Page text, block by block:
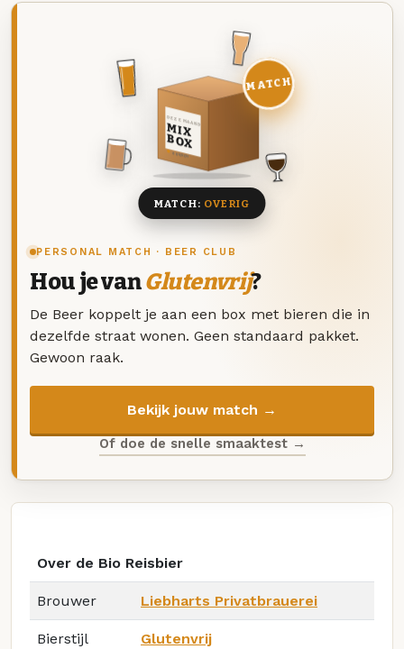
PERSONAL MATCH · BEER CLUB
Hou je vanGlutenvrij?
De Beer koppelt je aan een box met bieren die in
dezelfde straat wonen. Geen standaard pakket.
Gewoon raak.
Bekijk jouw match →
Of doe de snelle smaaktest →
DEZE MAAND
MIX
BOX
8 BIEREN
MATCH
MATCH: OVERIG
Over de Bio Reisbier
Brouwer Liebharts Privatbrauerei
Bierstijl Glutenvrij